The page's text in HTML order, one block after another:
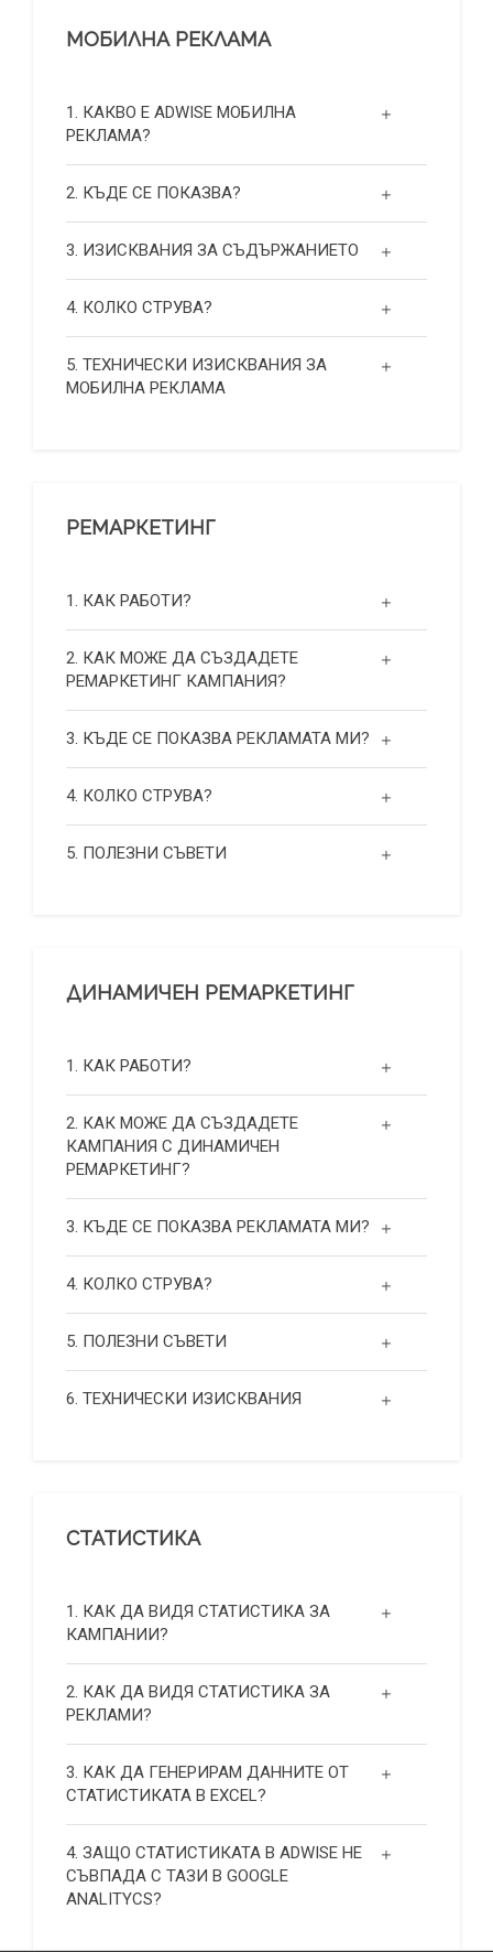
МОБИЛНА РЕКЛАМА
1. КАКВО Е ADWISE МОБИЛНА
РЕКЛАМА?
2. КЪДЕ СЕ ПОКАЗВА?
3. ИЗИСКВАНИЯ ЗА СЪДЪРЖАНИЕТО
4. КОЛКО СТРУВА?
5. ТЕХНИЧЕСКИ ИЗИСКВАНИЯ ЗА
МОБИЛНА РЕКЛАМА
РЕМАРКЕТИНГ
1. КАК РАБОТИ?
2. КАК МОЖЕ ДА СЪЗДАДЕТЕ
РЕМАРКЕТИНГ КАМПАНИЯ?
3. КЪДЕ СЕ ПОКАЗВА РЕКЛАМАТА МИ?
4. КОЛКО СТРУВА?
5. ПОЛЕЗНИ СЪВЕТИ
ДИНАМИЧЕН РЕМАРКЕТИНГ
1. КАК РАБОТИ?
2. КАК МОЖЕ ДА СЪЗДАДЕТЕ
КАМПАНИЯ С ДИНАМИЧЕН
РЕМАРКЕТИНГ?
3. КЪДЕ СЕ ПОКАЗВА РЕКЛАМАТА МИ?
4. КОЛКО СТРУВА?
5. ПОЛЕЗНИ СЪВЕТИ
6. ТЕХНИЧЕСКИ ИЗИСКВАНИЯ
СТАТИСТИКА
1. КАК ДА ВИДЯ СТАТИСТИКА ЗА
КАМПАНИИ?
2. КАК ДА ВИДЯ СТАТИСТИКА ЗА
РЕКЛАМИ?
3. КАК ДА ГЕНЕРИРАМ ДАННИТЕ ОТ
СТАТИСТИКАТА В EXCEL?
4. ЗАЩО СТАТИСТИКАТА В ADWISE НЕ
СЪВПАДА С ТАЗИ В GOOGLE
ANALITYCS?